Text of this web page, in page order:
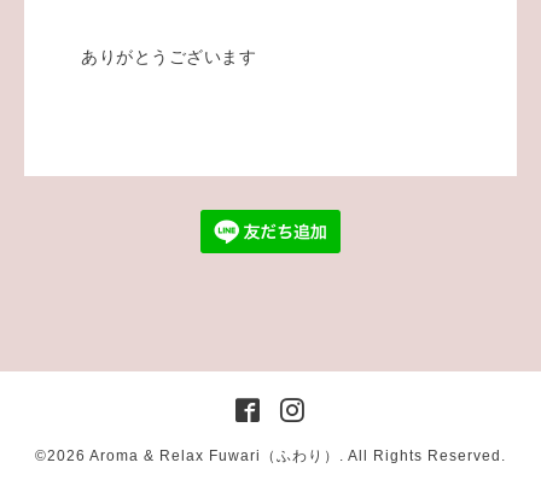
ありがとうございます
©2026 Aroma & Relax Fuwari（ふわり） . All Rights Reserved.